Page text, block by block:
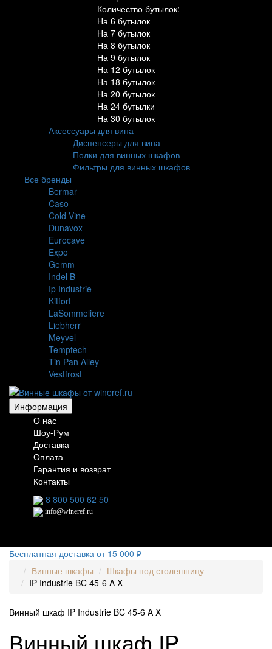
Количество бутылок:
На 6 бутылок
На 7 бутылок
На 8 бутылок
На 9 бутылок
На 12 бутылок
На 18 бутылок
На 20 бутылок
На 24 бутылки
На 30 бутылок
Аксессуары для вина
Диспенсеры для вина
Полки для винных шкафов
Фильтры для винных шкафов
Все бренды
Bermar
Caso
Cold Vine
Dunavox
Eurocave
Expo
Gemm
Indel B
Ip Industrie
Kitfort
LaSommeliere
Liebherr
Meyvel
Temptech
Tin Pan Alley
Vestfrost
Информация
О нас
Шоу-Рум
Доставка
Оплата
Гарантия и возврат
Контакты
8 800 500 62 50
info@wineref.ru
Бесплатная доставка от 15 000 ₽
Винные шкафы
Шкафы под столешницу
IP Industrie BC 45-6 A X
Винный шкаф IP Industrie BC 45-6 A X
Винный шкаф IP